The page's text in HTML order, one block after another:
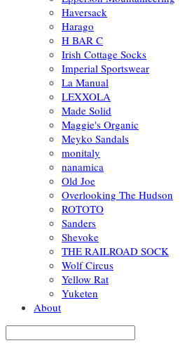
Haversack
Harago
H BAR C
Irish Cottage Socks
Imperial Sportswear
La Manual
LEXXOLA
Made Solid
Maggie's Organic
Meyko Sandals
monitaly
nanamica
Old Joe
Overlooking The Hudson
ROTOTO
Sanders
Shevoke
THE RAILROAD SOCK
Wolf Circus
Yellow Rat
Yuketen
About